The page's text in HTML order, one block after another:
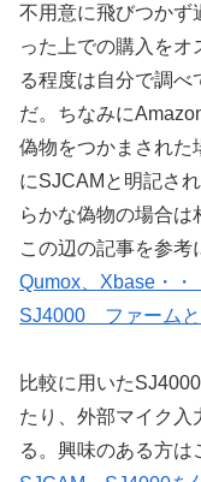
不用意に飛びつかず
った上での購入をオ
る程度は自分で調
だ。ちなみに
偽物をつかまされた
にSJCAMと明記さ
らかな偽物の場合は
この辺の記事を参考
Qumox、Xbase・・
SJ4000 ファーム
比較に用いた
たり、外部マイク入
る。興味のある方は